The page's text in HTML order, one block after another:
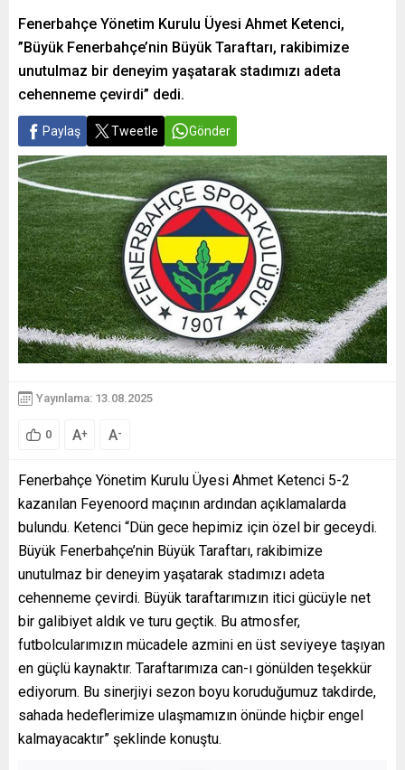
Fenerbahçe Yönetim Kurulu Üyesi Ahmet Ketenci,
”Büyük Fenerbahçe’nin Büyük Taraftarı, rakibimize
unutulmaz bir deneyim yaşatarak stadımızı adeta
cehenneme çevirdi” dedi.
Paylaş Tweetle Gönder
Yayınlama: 13.08.2025
0 A+ A-
Fenerbahçe Yönetim Kurulu Üyesi Ahmet Ketenci 5-2
kazanılan Feyenoord maçının ardından açıklamalarda
bulundu. Ketenci “Dün gece hepimiz için özel bir geceydi.
Büyük Fenerbahçe’nin Büyük Taraftarı, rakibimize
unutulmaz bir deneyim yaşatarak stadımızı adeta
cehenneme çevirdi. Büyük taraftarımızın itici gücüyle net
bir galibiyet aldık ve turu geçtik. Bu atmosfer,
futbolcularımızın mücadele azmini en üst seviyeye taşıyan
en güçlü kaynaktır. Taraftarımıza can-ı gönülden teşekkür
ediyorum. Bu sinerjiyi sezon boyu koruduğumuz takdirde,
sahada hedeflerimize ulaşmamızın önünde hiçbir engel
kalmayacaktır” şeklinde konuştu.